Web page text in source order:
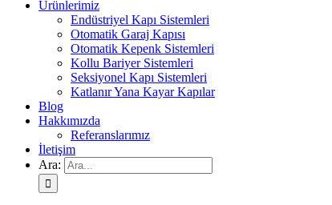
Ürünlerimiz
Endüstriyel Kapı Sistemleri
Otomatik Garaj Kapısı
Otomatik Kepenk Sistemleri
Kollu Bariyer Sistemleri
Seksiyonel Kapı Sistemleri
Katlanır Yana Kayar Kapılar
Blog
Hakkımızda
Referanslarımız
İletişim
Ara: